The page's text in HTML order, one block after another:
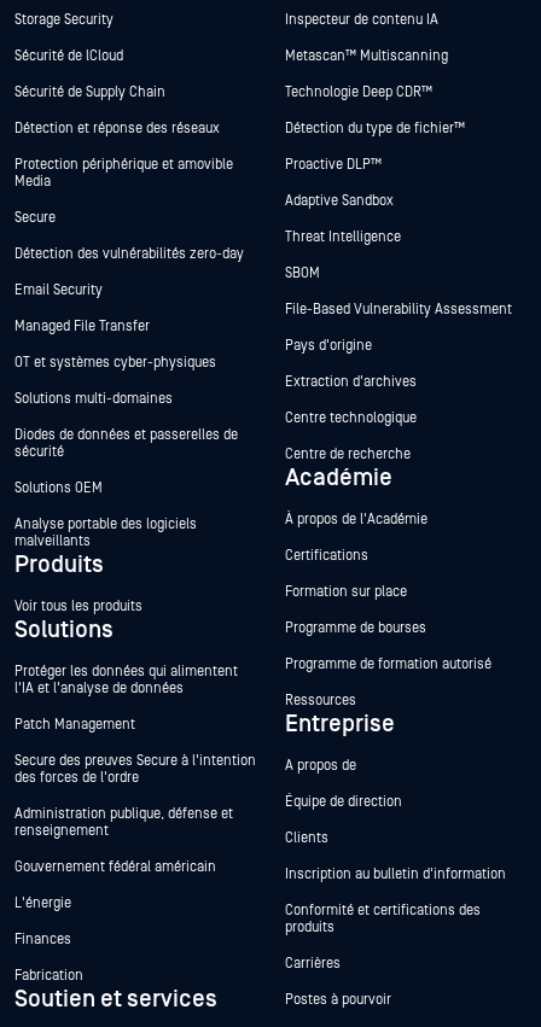
Storage Security
Sécurité de lCloud
Sécurité de Supply Chain
Détection et réponse des réseaux
Protection périphérique et amovible
Media
Secure
Détection des vulnérabilités zero-day
Email Security
Managed File Transfer
OT et systèmes cyber-physiques
Solutions multi-domaines
Diodes de données et passerelles de
sécurité
Solutions OEM
Analyse portable des logiciels
malveillants
Produits
Voir tous les produits
Solutions
Protéger les données qui alimentent
l'IA et l'analyse de données
Patch Management
Secure des preuves Secure à l'intention
des forces de l'ordre
Administration publique, défense et
renseignement
Gouvernement fédéral américain
L'énergie
Finances
Fabrication
Soutien et services
Inspecteur de contenu IA
Metascan™ Multiscanning
Technologie Deep CDR™
Détection du type de fichier™
Proactive DLP™
Adaptive Sandbox
Threat Intelligence
SBOM
File-Based Vulnerability Assessment
Pays d'origine
Extraction d'archives
Centre technologique
Centre de recherche
Académie
À propos de l'Académie
Certifications
Formation sur place
Programme de bourses
Programme de formation autorisé
Ressources
Entreprise
A propos de
Équipe de direction
Clients
Inscription au bulletin d'information
Conformité et certifications des
produits
Carrières
Postes à pourvoir